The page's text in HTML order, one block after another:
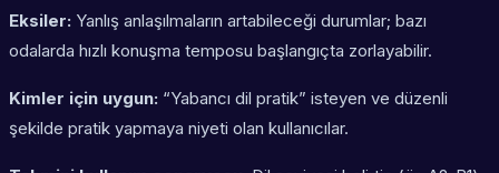
Eksiler: Yanlış anlaşılmaların artabileceği durumlar; bazı
odalarda hızlı konuşma temposu başlangıçta zorlayabilir.
Kimler için uygun: “Yabancı dil pratik” isteyen ve düzenli
şekilde pratik yapmaya niyeti olan kullanıcılar.